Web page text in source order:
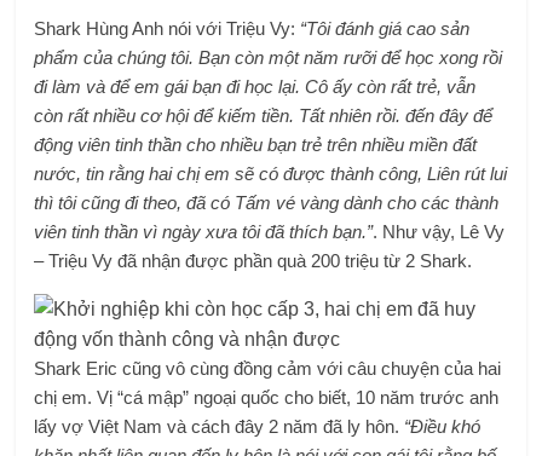
Shark Hùng Anh nói với Triệu Vy: “Tôi đánh giá cao sản
phẩm của chúng tôi. Bạn còn một năm rưỡi để học xong rồi
đi làm và để em gái bạn đi học lại. Cô ấy còn rất trẻ, vẫn
còn rất nhiều cơ hội để kiếm tiền. Tất nhiên rồi. đến đây để
động viên tinh thần cho nhiều bạn trẻ trên nhiều miền đất
nước, tin rằng hai chị em sẽ có được thành công, Liên rút lui
thì tôi cũng đi theo, đã có Tấm vé vàng dành cho các thành
viên tinh thần vì ngày xưa tôi đã thích bạn.”. Như vậy, Lê Vy
– Triệu Vy đã nhận được phần quà 200 triệu từ 2 Shark.
Shark Eric cũng vô cùng đồng cảm với câu chuyện của hai
chị em. Vị “cá mập” ngoại quốc cho biết, 10 năm trước anh
lấy vợ Việt Nam và cách đây 2 năm đã ly hôn. “Điều khó